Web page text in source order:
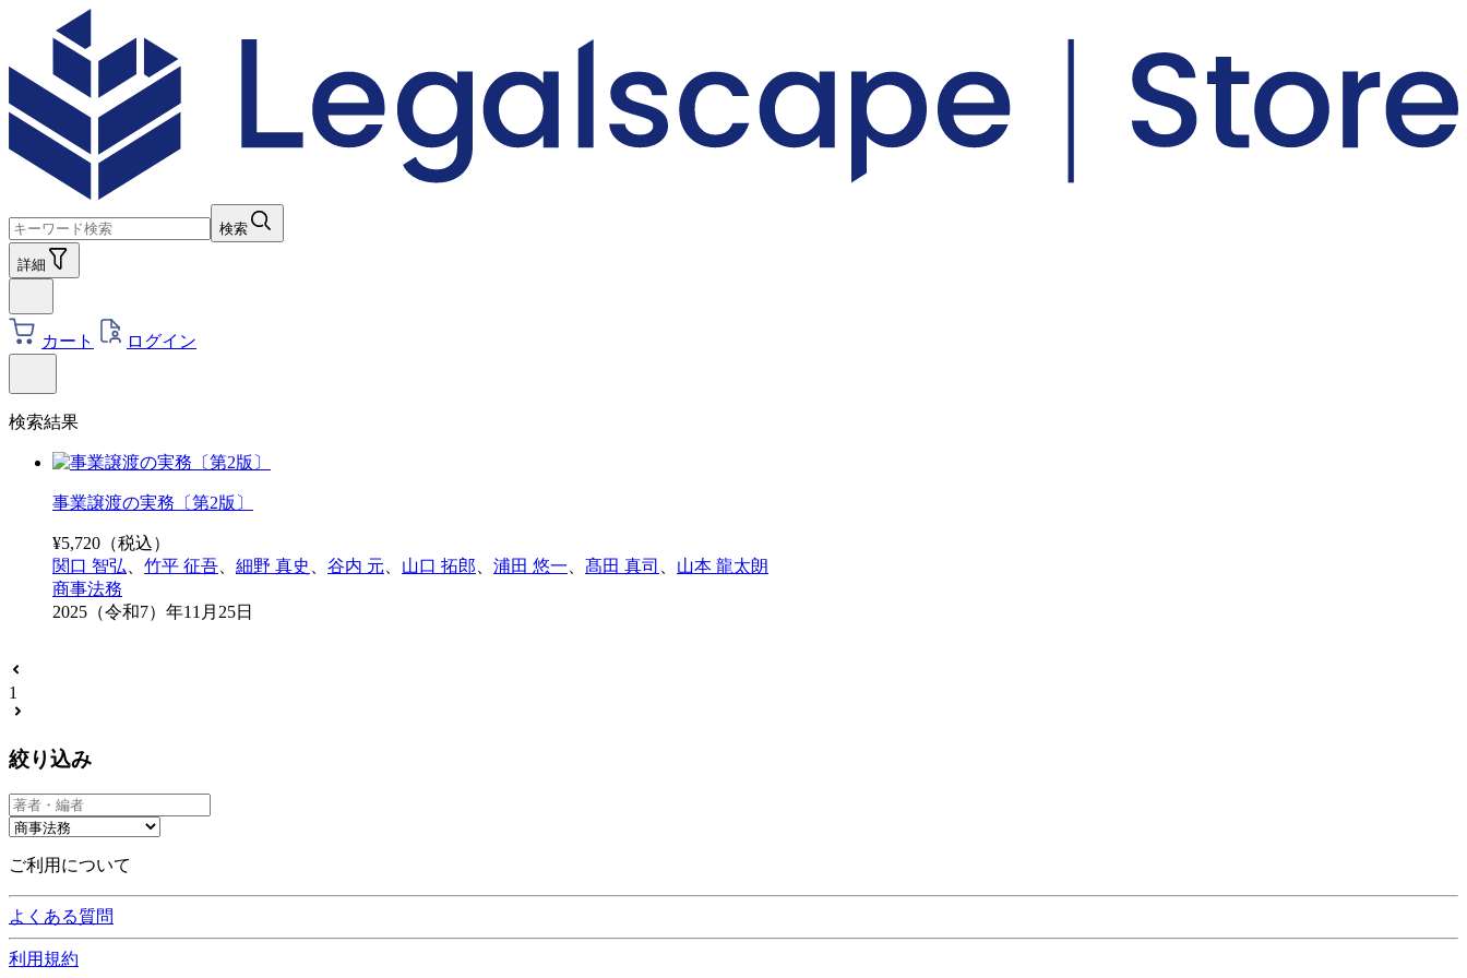
検索
詳細
カート ログイン
検索結果
事業譲渡の実務〔第2版〕
¥5,720 （税込）
関口 智弘
竹平 征吾 細野 真史 谷内 元 山口 拓郎 浦田 悠一 髙田 真司
山本 龍太朗
商事法務
2025（令和7）年11月25日
1
絞り込み
ご利用について
よくある質問
利用規約